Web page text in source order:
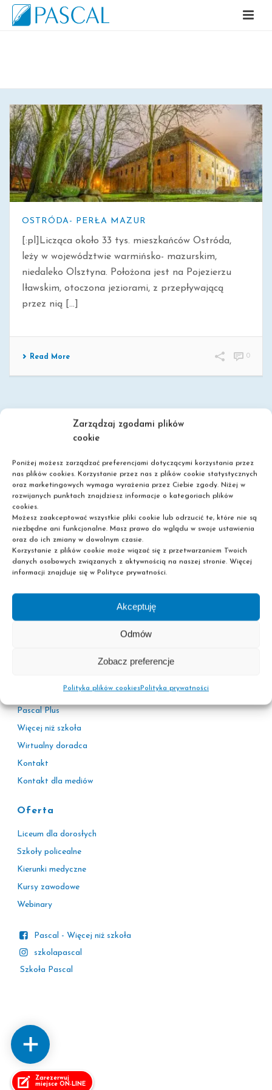
Zarządzaj zgodami plików
cookie
Poniżej możesz zarządzać preferencjami dotyczącymi korzystania przez
nas plików cookies. Korzystanie przez nas z plików cookie statystycznych
oraz marketingowych wymaga wyrażenia przez Ciebie zgody. Niżej w
rozwijanych punktach znajdziesz informacje o kategoriach plików
cookies.
Możesz zaakceptować wszystkie pliki cookie lub odrzucić te, które nie są
niezbędne ani funkcjonalne. Masz prawo do wglądu w swoje ustawienia
oraz do ich zmiany w dowolnym czasie.
Korzystanie z plików cookie może wiązać się z przetwarzaniem Twoich
danych osobowych związanych z aktywnością na naszej stronie. Więcej
informacji znajduje się w Polityce prywatności.
Akceptuję
Odmów
Zobacz preferencje
Polityka plików cookiesPolityka prywatności
Zarezerwuj
miejsce ON-LINE
OSTRÓDA- PERŁA MAZUR
[:pl]Licząca około 33 tys. mieszkańców Ostróda,
leży w województwie warmińsko- mazurskim,
niedaleko Olsztyna. Położona jest na Pojezierzu
Iławskim, otoczona jeziorami, z przepływającą
przez nią [...]
Read More 0
Szkoła policealna
Liceum dla dorosłych
Nie wymagamy matury!
Pascal Plus
Więcej niż szkoła
Wirtualny doradca
Kontakt
Kontakt dla mediów
Oferta
Liceum dla dorosłych
Szkoły policealne
Kierunki medyczne
Kursy zawodowe
Webinary
Pascal - Więcej niż szkoła
szkolapascal
Szkoła Pascal